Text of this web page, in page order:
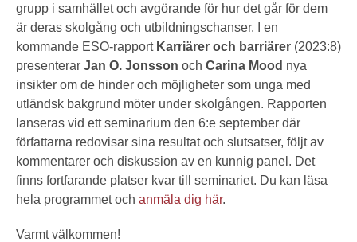
Historik
ESS-rapporter
grupp i samhället och avgörande för hur det går för dem
är deras skolgång och utbildningschanser. I en
kommande ESO-rapport Karriärer och barriärer (2023:8)
presenterar Jan O. Jonsson och Carina Mood nya
insikter om de hinder och möjligheter som unga med
utländsk bakgrund möter under skolgången. Rapporten
lanseras vid ett seminarium den 6:e september där
författarna redovisar sina resultat och slutsatser, följt av
kommentarer och diskussion av en kunnig panel. Det
finns fortfarande platser kvar till seminariet. Du kan läsa
hela programmet och anmäla dig här.
Varmt välkommen!